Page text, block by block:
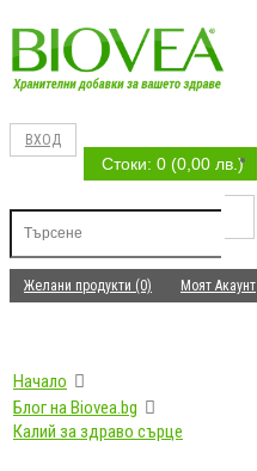
ВХОД
Стоки: 0 (0,00 лв.)
Желани продукти (0) Моят Акаунт
Начало
Блог на Biovea.bg
Калий за здраво сърце